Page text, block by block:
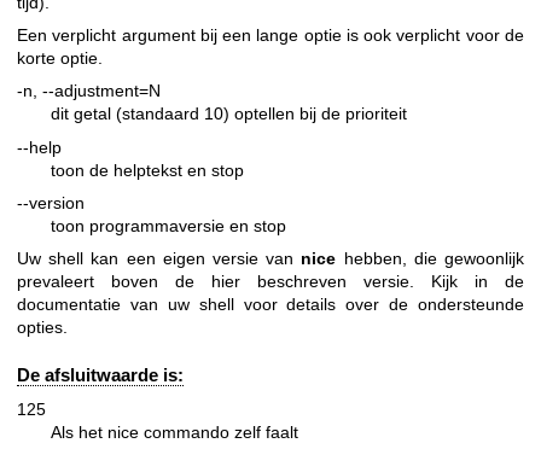
Een verplicht argument bij een lange optie is ook verplicht voor de
korte optie.
-n, --adjustment=N
dit getal (standaard 10) optellen bij de prioriteit
--help
toon de helptekst en stop
--version
toon programmaversie en stop
Uw shell kan een eigen versie van nice hebben, die gewoonlijk
prevaleert boven de hier beschreven versie. Kijk in de
documentatie van uw shell voor details over de ondersteunde
opties.
De afsluitwaarde is:
125
Als het nice commando zelf faalt